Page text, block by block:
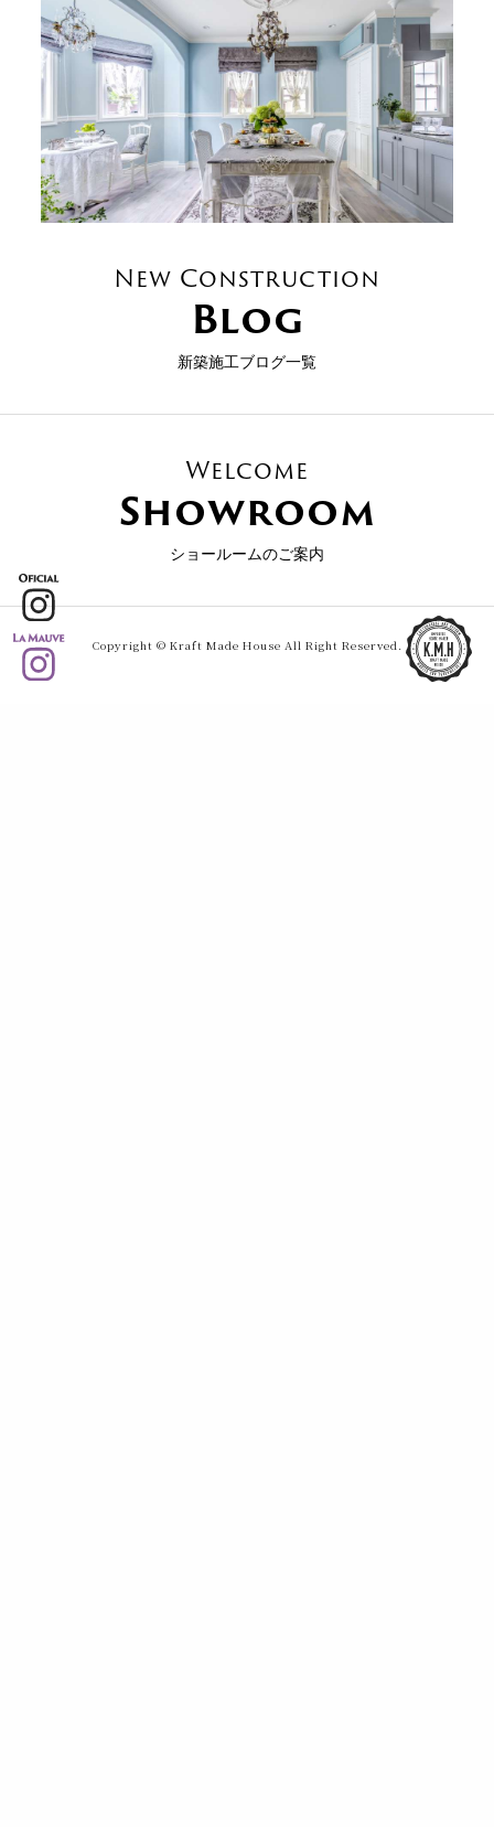
New Construction
Blog
新築施工ブログ一覧
Welcome
Showroom
ショールームのご案内
Copyright © Kraft Made House All Right Reserved.